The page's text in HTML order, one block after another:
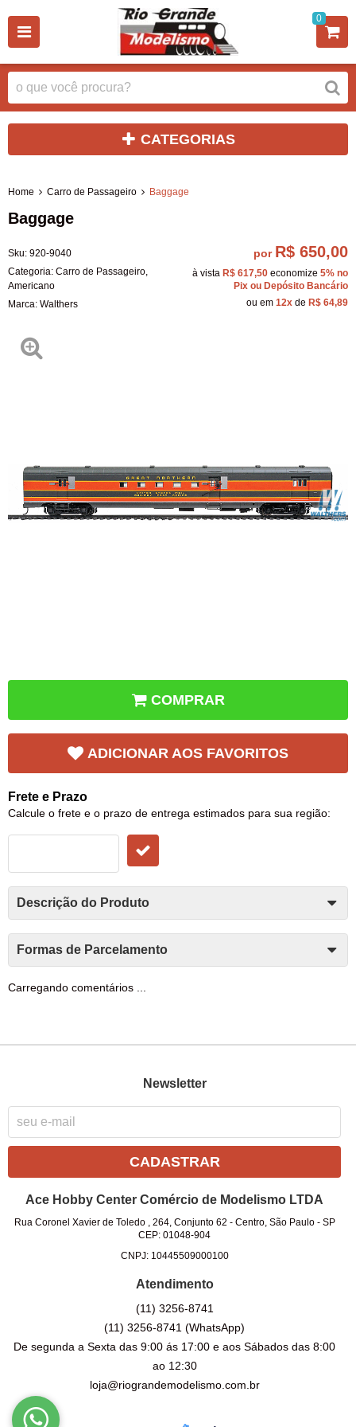
0
CATEGORIAS
Home Carro de Passageiro Baggage
Baggage
Sku: 920-9040
Categoria: Carro de Passageiro
Americano
Marca: Walthers
por R$ 650,00
à vista R$ 617,50 economize 5% no
Pix ou Depósito Bancário
ou em 12x de R$ 64,89
COMPRAR
ADICIONAR AOS FAVORITOS
Frete e Prazo
Calcule o frete e o prazo de entrega estimados para sua região:
Descrição do Produto
Formas de Parcelamento
Carregando comentários ...
Newsletter
CADASTRAR
Ace Hobby Center Comércio de Modelismo LTDA
Rua Coronel Xavier de Toledo , 264, Conjunto 62 - Centro, São Paulo- SP
CEP: 01048-904
CNPJ: 10445509000100
Atendimento
(11) 3256-8741
(11) 3256-8741(WhatsApp)
De segunda a Sexta das 9:00 ás 17:00 e aos Sábados das 8:00
ao 12:30
loja@riograndemodelismo.com.br